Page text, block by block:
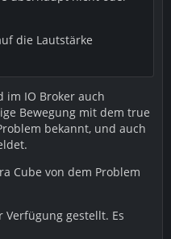
die Lautstärke
im IO Broker auch
Bewegung mit dem true
bekannt, und auch
Cube von dem Problem
Verfügung gestellt. Es